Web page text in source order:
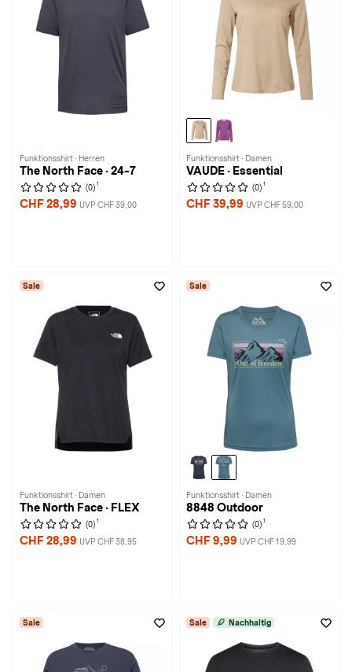
Funktionsshirt · Herren
The North Face · 24-7
(0) 1
CHF 28,99 UVP CHF 39,00
Funktionsshirt · Damen
VAUDE · Essential
(0) 1
CHF 39,99 UVP CHF 59,00
Sale
Funktionsshirt · Damen
The North Face · FLEX
(0) 1
CHF 28,99 UVP CHF 38,95
Sale
Funktionsshirt · Damen
8848 Outdoor
(0) 1
CHF 9,99 UVP CHF 19,99
Sale Sale Nachhaltig